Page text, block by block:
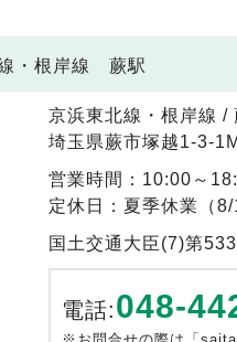
・根岸線 蕨駅
京浜東北線・根岸線 /
埼玉県蕨市塚越1-3-
営業時間：10:00～
定休日：夏季休業（8/
国土交通大臣(7)第
電話:048-